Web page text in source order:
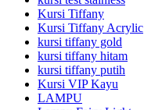
Kursi Tiffany
Kursi Tiffany Acrylic
kursi tiffany gold
kursi tiffany hitam
kursi tiffany putih
Kursi VIP Kayu
LAMPU